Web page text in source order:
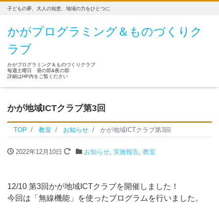
子どもの夢、大人の知恵、地域の力をひとつに
かがプログラミング＆ものづくりク
ラブ
かがプログラミング＆ものづくりクラブ
毎週土曜日 昼の部&夜の部
詳細はHP内をご覧ください
かが地域ICTクラブ第3回
TOP 教室 お知らせ かが地域ICTクラブ第3回
2022年12月10日 お知らせ, 実施報告, 教室
12/10 第3回かが地域ICTクラブを開催しました！
今回は「無線機能」を使ったプログラムを行いました。